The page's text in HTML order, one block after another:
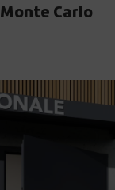
Monte Carlo